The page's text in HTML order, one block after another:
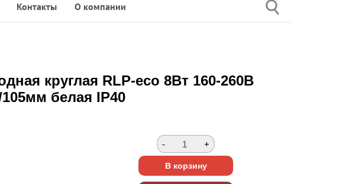
Контакты О компании
круглая RLP-eco 8Вт 160-260В
белая IP40